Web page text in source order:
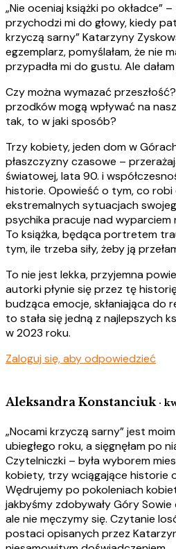
„Nie oceniaj książki po okładce”
przychodzi mi do głowy, kiedy
krzyczą sarny” Katarzyny
egzemplarz, pomyślałam, że nie
przypadła mi do gustu. Ale
Czy można wymazać
przodków mogą wpływać na
tak, to w jaki sposób?
Trzy kobiety, jeden dom w
płaszczyzny czasowe –
światowej, lata 90. i
historie. Opowieść o tym, co robi
ekstremalnych sytuacjach
psychika pracuje nad wyparciem
To książka, będąca portretem
tym, ile trzeba siły, żeby ją
To nie jest lekka, przyjemna
autorki płynie się przez tę
budząca emocje, skłaniająca do
to stała się jedną z najlepszych
w 2023 roku.
Zaloguj się, aby odpowiedzieć
Aleksandra Konstanciuk ·
„Nocami krzyczą sarny” jest
ubiegłego roku, a sięgnęłam po
Czytelniczki – była wyborem
kobiety, trzy wciągające historie
Wędrujemy po pokoleniach
jakbyśmy zdobywały Góry
ale nie męczymy się. Czytanie
postaci opisanych przez